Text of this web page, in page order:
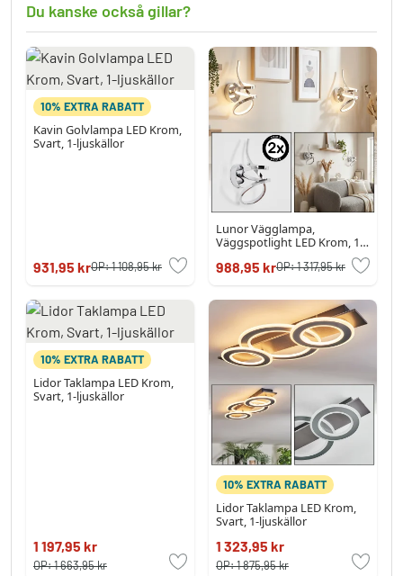
Du kanske också gillar?
10% EXTRA RABATT
Kavin Golvlampa LED Krom,
Svart, 1-ljuskällor
931,95 krOP:1 108,95 kr
Lunor Vägglampa,
Väggspotlight LED Krom, 1-
988,95 krOP:1 317,95 kr
10% EXTRA RABATT
Lidor Taklampa LED Krom,
Svart, 1-ljuskällor
1 197,95 kr
OP:1 663,95 kr
10% EXTRA RABATT
Lidor Taklampa LED Krom,
Svart, 1-ljuskällor
1 323,95 kr
OP:1 875,95 kr